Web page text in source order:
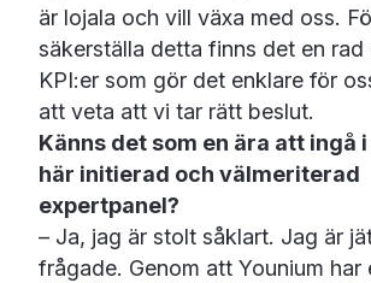
är lojala och vill växa med oss.
säkerställa detta finns det en rad
KPI:er som gör det enklare för
att veta att vi tar rätt beslut.
Känns det som en ära att ingå
här initierad och välmeriterad
expertpanel?
– Ja, jag är stolt såklart. Jag är
frågade. Genom att Younium har